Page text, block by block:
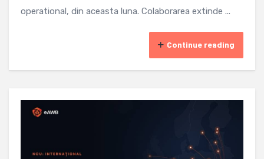
operational, din aceasta luna. Colaborarea extinde ...
Continue reading